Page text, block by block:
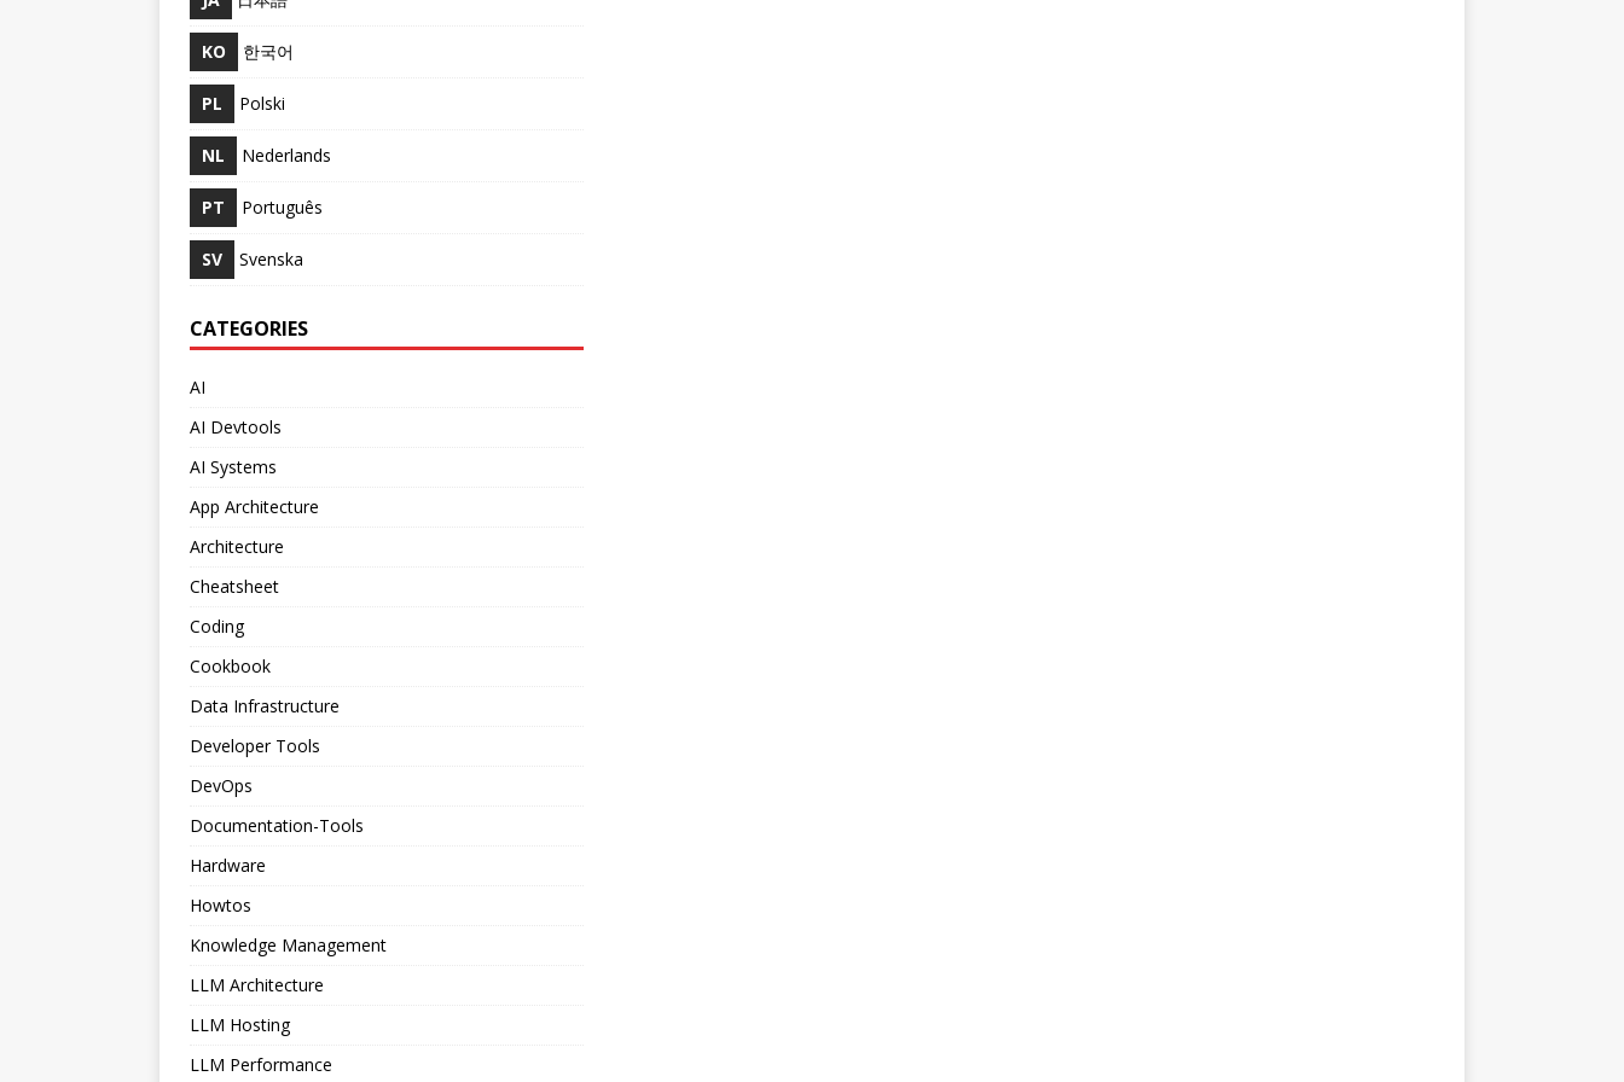
KO 한국어
PL Polski
NL Nederlands
PT Português
SV Svenska
CATEGORIES
AI
AI Devtools
AI Systems
App Architecture
Architecture
Cheatsheet
Coding
Cookbook
Data Infrastructure
Developer Tools
DevOps
Documentation-Tools
Hardware
Howtos
Knowledge Management
LLM Architecture
LLM Hosting
LLM Performance